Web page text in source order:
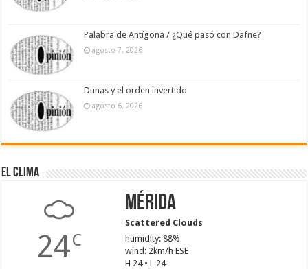
Palabra de Antígona / ¿Qué pasó con Dafne?
agosto 7, 2026
Dunas y el orden invertido
agosto 6, 2026
El Clima
24C
Mérida
Scattered Clouds
humidity: 88%
wind: 2km/h ESE
H 24 • L 24